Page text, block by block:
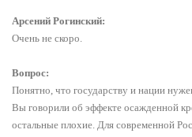
Арсений Рогинский:
Очень не скоро.
Вопрос:
Понятно, что государству и нации
Вы говорили об эффекте осажденной
остальные плохие. Для современной